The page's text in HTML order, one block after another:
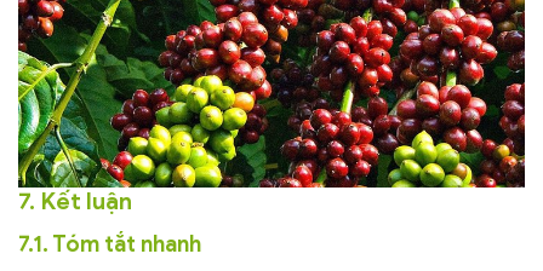
7. Kết luận
7.1. Tóm tắt nhanh